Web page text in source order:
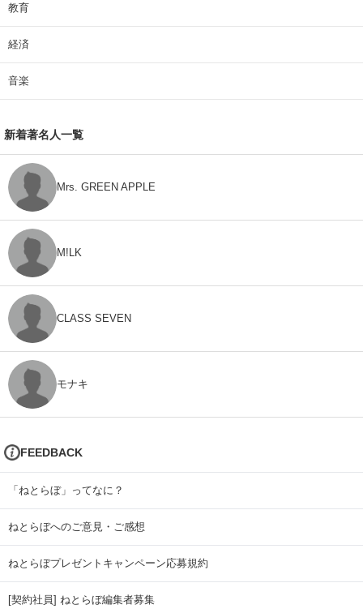
教育
経済
音楽
新着著名人一覧
Mrs. GREEN APPLE
M!LK
CLASS SEVEN
モナキ
FEEDBACK
「ねとらぼ」ってなに？
ねとらぼへのご意見・ご感想
ねとらぼプレゼントキャンペーン応募規約
[契約社員] ねとらぼ編集者募集